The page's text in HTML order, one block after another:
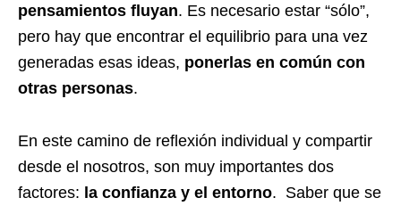
pensamientos fluyan. Es necesario estar “sólo”,
pero hay que encontrar el equilibrio para una vez
generadas esas ideas, ponerlas en común con
otras personas.
En este camino de reflexión individual y compartir
desde el nosotros, son muy importantes dos
factores: la confianza y el entorno. Saber que se